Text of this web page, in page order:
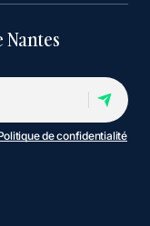
Nantes
de confidentialité